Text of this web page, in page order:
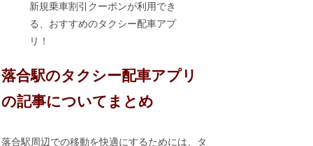
新規乗車割引クーポンが利用でき
る、おすすめのタクシー配車アプ
リ！
落合駅のタクシー配車アプリ
の記事についてまとめ
落合駅周辺での移動を快適にするためには、タ